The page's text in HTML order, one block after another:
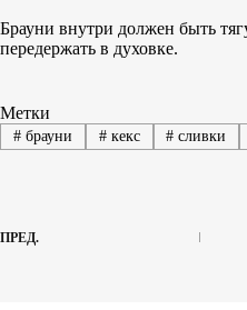
Брауни внутри должен быть
передержать в духовке.
Метки
#брауни #кекс # сливки
ПРЕД.